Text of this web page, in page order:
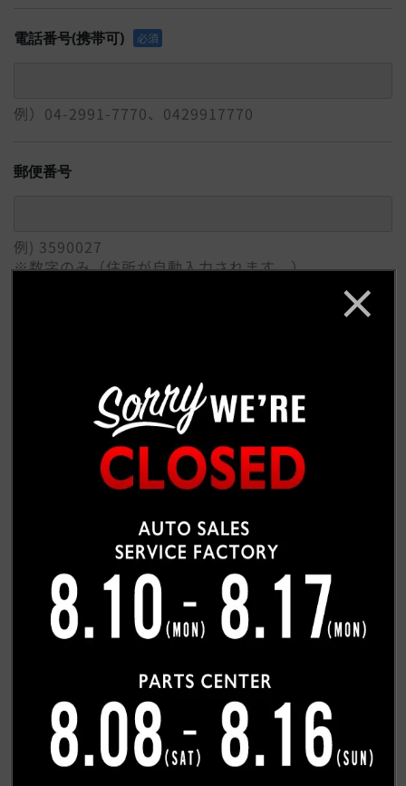
電話番号(携帯可) 必須
例）04-2991-7770、0429917770
郵便番号
例) 3590027
※数字のみ（住所が自動入力されます。）
例) 埼玉県所沢市
番地 / 建物 / 会社名
希望連絡方法 必須
電話
ご質問内容